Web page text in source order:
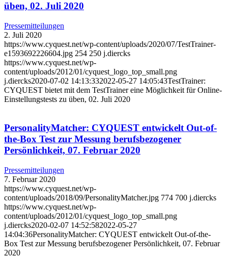
üben, 02. Juli 2020
Pressemitteilungen
2. Juli 2020
https://www.cyquest.net/wp-content/uploads/2020/07/TestTrainer-
e1593692226604.jpg 254 250 j.diercks
https://www.cyquest.net/wp-
content/uploads/2012/01/cyquest_logo_top_small.png
j.diercks2020-07-02 14:13:332022-05-27 14:05:43TestTrainer:
CYQUEST bietet mit dem TestTrainer eine Möglichkeit für Online-
Einstellungstests zu üben, 02. Juli 2020
PersonalityMatcher: CYQUEST entwickelt Out-of-
the-Box Test zur Messung berufsbezogener
Persönlichkeit, 07. Februar 2020
Pressemitteilungen
7. Februar 2020
https://www.cyquest.net/wp-
content/uploads/2018/09/PersonalityMatcher.jpg 774 700 j.diercks
https://www.cyquest.net/wp-
content/uploads/2012/01/cyquest_logo_top_small.png
j.diercks2020-02-07 14:52:582022-05-27
14:04:36PersonalityMatcher: CYQUEST entwickelt Out-of-the-
Box Test zur Messung berufsbezogener Persönlichkeit, 07. Februar
2020